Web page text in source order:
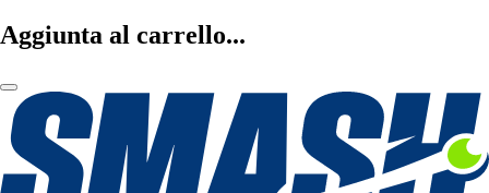
Aggiunta al carrello...